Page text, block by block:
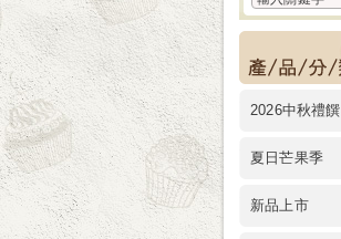
2026中秋禮饌
夏日芒果季
新品上市